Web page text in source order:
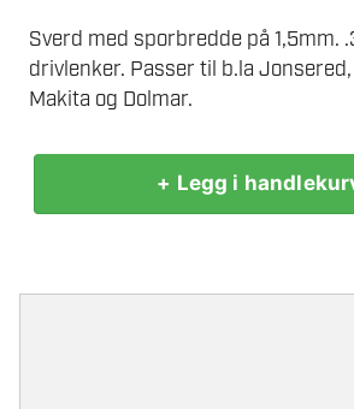
Sverd med sporbredde på 1,5mm.
drivlenker. Passer til b.la
Makita og Dolmar.
+ Legg i